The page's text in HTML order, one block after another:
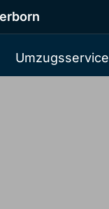
Umzugsservice